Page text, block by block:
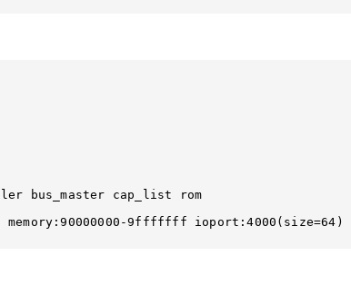
bus_master cap_list rom
9fffffff ioport:4000(size=64)